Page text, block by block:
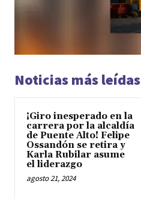
Noticias más leídas
¡Giro inesperado en la
carrera por la alcaldía
de Puente Alto! Felipe
Ossandón se retira y
Karla Rubilar asume
el liderazgo
agosto 21, 2024